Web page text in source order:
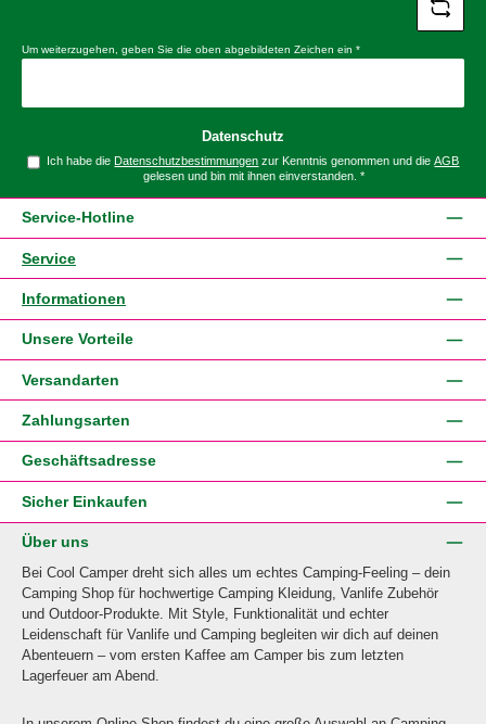
Um weiterzugehen, geben Sie die oben abgebildeten Zeichen ein *
Datenschutz
Ich habe dieDatenschutzbestimmungen zur Kenntnis genommen und dieAGB
gelesen und bin mit ihnen einverstanden. *
Service-Hotline
Service
Informationen
Unsere Vorteile
Versandarten
Zahlungsarten
Geschäftsadresse
Sicher Einkaufen
Über uns
Bei Cool Camper dreht sich alles um echtes Camping-Feeling – dein
Camping Shop für hochwertige Camping Kleidung, Vanlife Zubehör
und Outdoor-Produkte. Mit Style, Funktionalität und echter
Leidenschaft für Vanlife und Camping begleiten wir dich auf deinen
Abenteuern – vom ersten Kaffee am Camper bis zum letzten
Lagerfeuer am Abend.